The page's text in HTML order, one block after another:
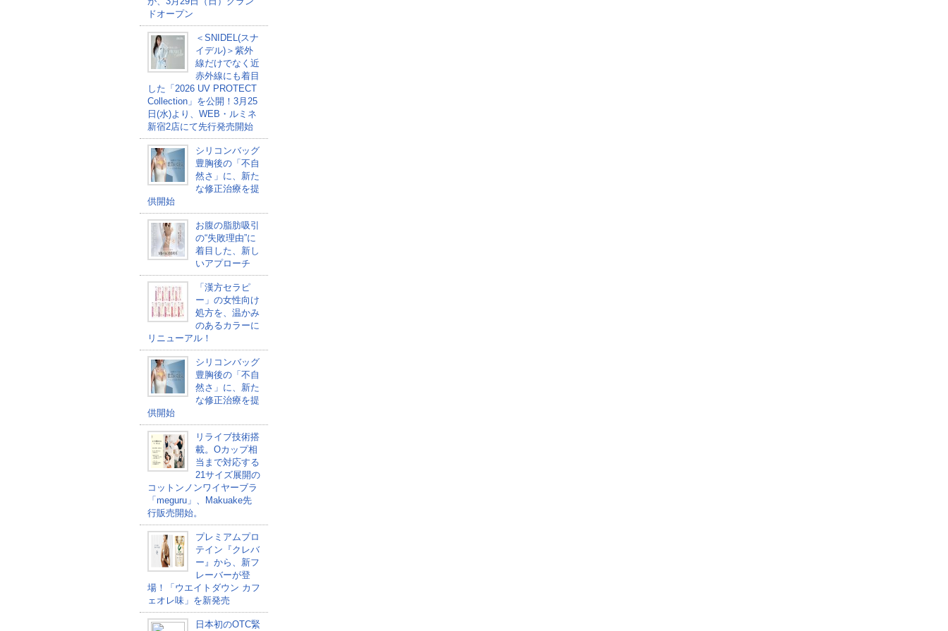
ドオープン
＜SNIDEL(スナ
イデル)＞紫外
線だけでなく近
赤外線にも着目
した「2026 UV PROTECT
Collection」を公開！3月25
日(水)より、WEB・ルミネ
新宿2店にて先行発売開始
シリコンバッグ
豊胸後の「不自
然さ」に、新た
な修正治療を提
供開始
お腹の脂肪吸引
の“失敗理由”に
着目した、新し
いアプローチ
「漢方セラピ
ー」の女性向け
処方を、温かみ
のあるカラーに
リニューアル！
シリコンバッグ
豊胸後の「不自
然さ」に、新た
な修正治療を提
供開始
リライブ技術搭
載。Oカップ相
当まで対応する
21サイズ展開の
コットンノンワイヤーブラ
「meguru」、Makuake先
行販売開始。
プレミアムプロ
テイン『クレバ
ー』から、新フ
レーバーが登
場！「ウエイトダウン カフ
ェオレ味」を新発売
日本初のOTC緊